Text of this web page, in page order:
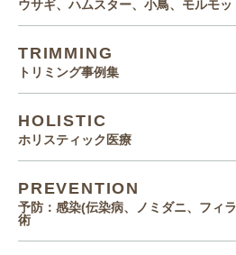
ウサギ、ハムスター、小鳥、モルモ
TRIMMING
トリミング事例集
HOLISTIC
ホリスティック医療
PREVENTION
予防：感染(伝染病、ノミダニ、フィ
術